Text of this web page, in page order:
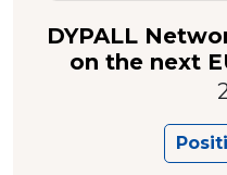
DYPALL
on the next